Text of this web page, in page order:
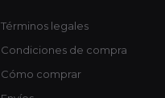
Términos legales
Condiciones de compra
Cómo comprar